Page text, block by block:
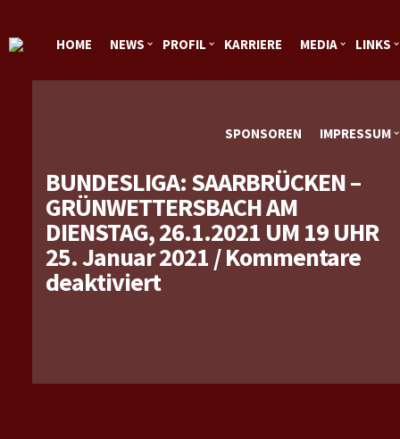
HOME NEWS PROFIL KARRIERE MEDIA LINKS
SPONSOREN IMPRESSUM
BUNDESLIGA: SAARBRÜCKEN –
GRÜNWETTERSBACH AM
DIENSTAG, 26.1.2021 UM 19 UHR
25. Januar 2021/Kommentare
deaktiviertfür
Grünwettersbach